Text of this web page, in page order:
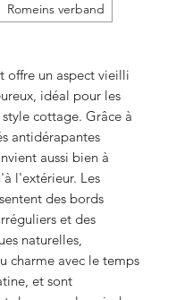
Romeins verband
offre un aspect vieilli
idéal pour les
cottage. Grâce à
antidérapantes
aussi bien à
l'extérieur. Les
des bords
et des
naturelles,
charme avec le temps
et sont